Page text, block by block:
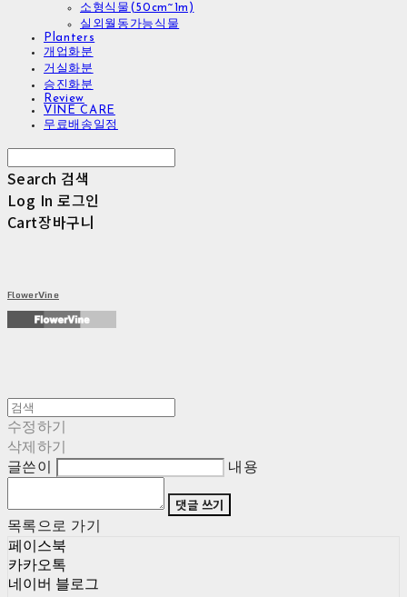
소형식물(50cm~1m)
실외월동가능식물
Planters
개업화분
거실화분
승진화분
Review
VINE CARE
무료배송일정
Search 검색
Log In 로그인
Cart장바구니
FlowerVine
수정하기
삭제하기
글쓴이
내용
댓글 쓰기
목록으로 가기
페이스북
카카오톡
네이버 블로그